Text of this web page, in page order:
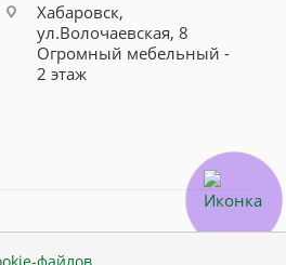
Хабаровск,
ул.Волочаевская, 8
Огромный мебельный -
2 этаж